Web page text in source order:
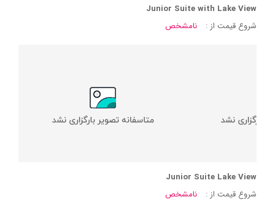
Junior Suite with Lake View
شروع قیمت از :
نامشخص
Junior Suite Lake View
شروع قیمت از :
نامشخص